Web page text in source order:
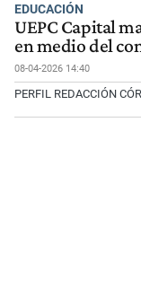
EDUCACIÓN
UEPC Capital
en medio del
08-04-2026 14:40
PERFIL REDACCIÓN